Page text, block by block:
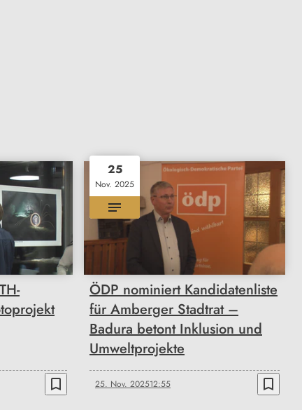
bookmark_border
25
Nov. 2025
ÖDP nominiert Kandidatenliste
für Amberger Stadtrat –
Badura betont Inklusion und
Umweltprojekte
25. Nov. 202512:55 bookmark_border